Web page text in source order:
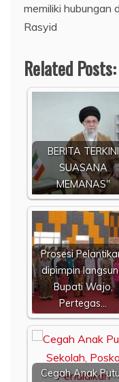
memiliki hubungan
Rasyid
Related Posts:
BERITA TERKINI
SUASANA
MEMANAS"
Prosesi
dipimpin
Bupati Wajo,
Pertegas…
Cegah Anak